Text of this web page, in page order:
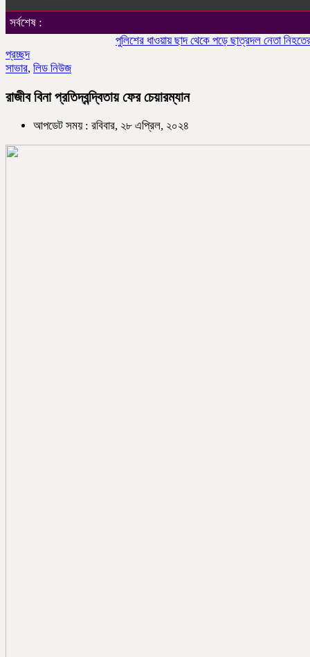
সর্বশেষ :
পুলিশের ধাওয়ায় ছাদ থেকে পড়ে ছাত্রদল নেতা নিহতের
প্রচ্ছদ
সাভার, লিড নিউজ
রাজীব বিনা প্রতিদ্বন্দ্বিতায় ফের চেয়ারম্যান
আপডেট সময় : রবিবার, ২৮ এপ্রিল, ২০২৪